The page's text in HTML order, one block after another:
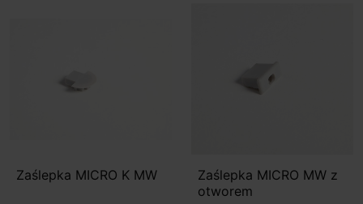
Zaślepka MICRO K MW
Zaślepka MICRO MW z
otworem